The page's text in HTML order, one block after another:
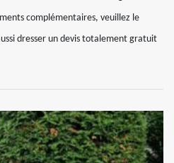
complémentaires, veuillez le
dresser un devis totalement gratuit